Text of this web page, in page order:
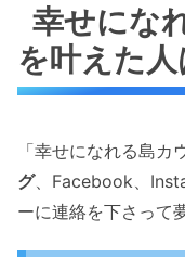
幸せにな
を叶えた
「幸せになれる島
グ、Facebook、
ーに連絡を下さって